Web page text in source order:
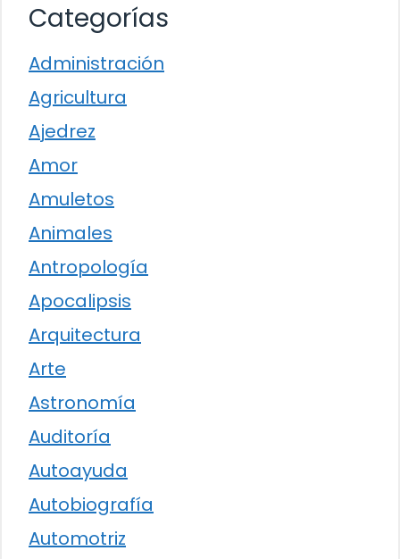
Categorías
Administración
Agricultura
Ajedrez
Amor
Amuletos
Animales
Antropología
Apocalipsis
Arquitectura
Arte
Astronomía
Auditoría
Autoayuda
Autobiografía
Automotriz